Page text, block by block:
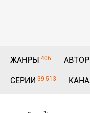
ЖАНРЫ 406
СЕРИИ 39 513